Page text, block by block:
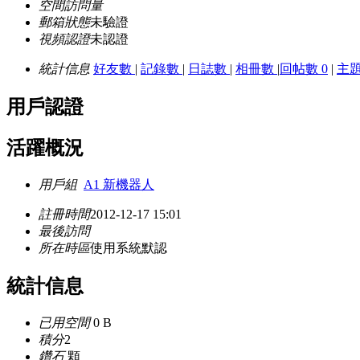
空間訪問量
郵箱狀態未驗證
視頻認證未認證
統計信息 好友數 | 記錄數 | 日誌數 | 相冊數 |回帖數 0 | 主
用戶認證
活躍概況
用戶組 A1 新機器人
註冊時間2012-12-17 15:01
最後訪問
所在時區使用系統默認
統計信息
已用空間0 B
積分2
鑽石顆